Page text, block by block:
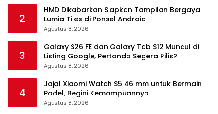
2
HMD Dikabarkan Siapkan Tampilan Bergaya
Lumia Tiles di Ponsel Android
Agustus 8, 2026
3
Galaxy S26 FE dan Galaxy Tab S12 Muncul di
Listing Google, Pertanda Segera Rilis?
Agustus 8, 2026
4
Jajal Xiaomi Watch S5 46 mm untuk Bermain
Padel, Begini Kemampuannya
Agustus 8, 2026